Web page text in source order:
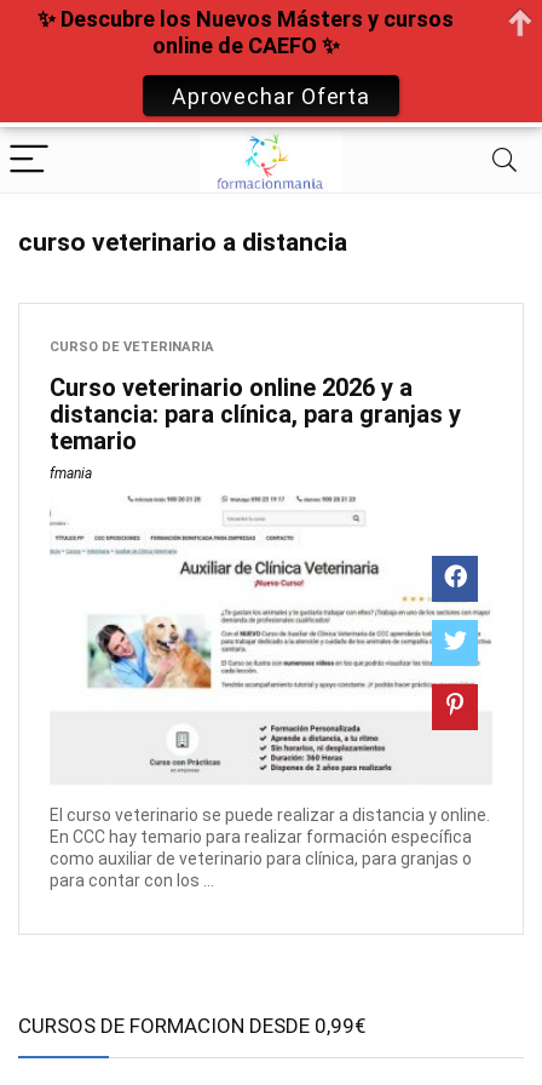
curso veterinario a distancia
CURSO DE VETERINARIA
Curso veterinario online 2026 y a
distancia: para clínica, para granjas y
temario
fmania
El curso veterinario se puede realizar a distancia y online.
En CCC hay temario para realizar formación específica
como auxiliar de veterinario para clínica, para granjas o
para contar con los ...
CURSOS DE FORMACION DESDE 0,99€
✨ Descubre los Nuevos Másters y cursos
online de CAEFO ✨
Aprovechar Oferta